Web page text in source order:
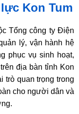
Kon Tum
Tổng công ty Điện
lý, vận hành hệ
phục vụ sinh hoạt,
địa bàn tỉnh Kon
trò quan trọng trong
cho người dân và